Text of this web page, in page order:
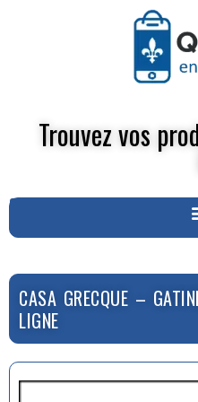
Trouvez vos
CASA GRECQUE –
LIGNE